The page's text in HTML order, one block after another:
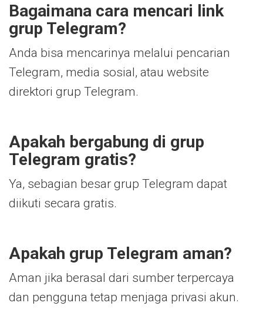
Bagaimana cara mencari link
grup Telegram?
Anda bisa mencarinya melalui pencarian
Telegram, media sosial, atau website
direktori grup Telegram.
Apakah bergabung di grup
Telegram gratis?
Ya, sebagian besar grup Telegram dapat
diikuti secara gratis.
Apakah grup Telegram aman?
Aman jika berasal dari sumber terpercaya
dan pengguna tetap menjaga privasi akun.